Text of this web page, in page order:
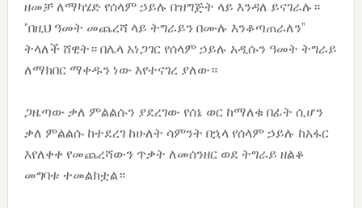
ዘመቻ ለማካሄድ የሰላም ኃይሉ በዝግጅት ላይ እንዳለ ይናገራሉ።
“በዚህ ዓመት መጨረሻ ላይ ትግራይን በሙሉ እንቆጣጠራለን”
ትላለች ሸዊት። በሌላ አነጋገር የሰላም ኃይሉ አዲሱን ዓመት ትግራይ
ለማክበር ማቀዱን ነው እየተናገረ ያለው።
ጋዜጣው ቃለ ምልልሱን ያደረገው የሰኔ ወር ከማለቁ በፊት ሲሆን
ቃለ ምልልሱ ከተደረገ ከሁለት ሳምንት በኋላ የሰላም ኃይሉ ከአፋር
እየለቀቀ የመጨረሻውን ጥቃት ለመሰንዘር ወደ ትግራይ ዘልቆ
መግባቱ ተመልክቷል።